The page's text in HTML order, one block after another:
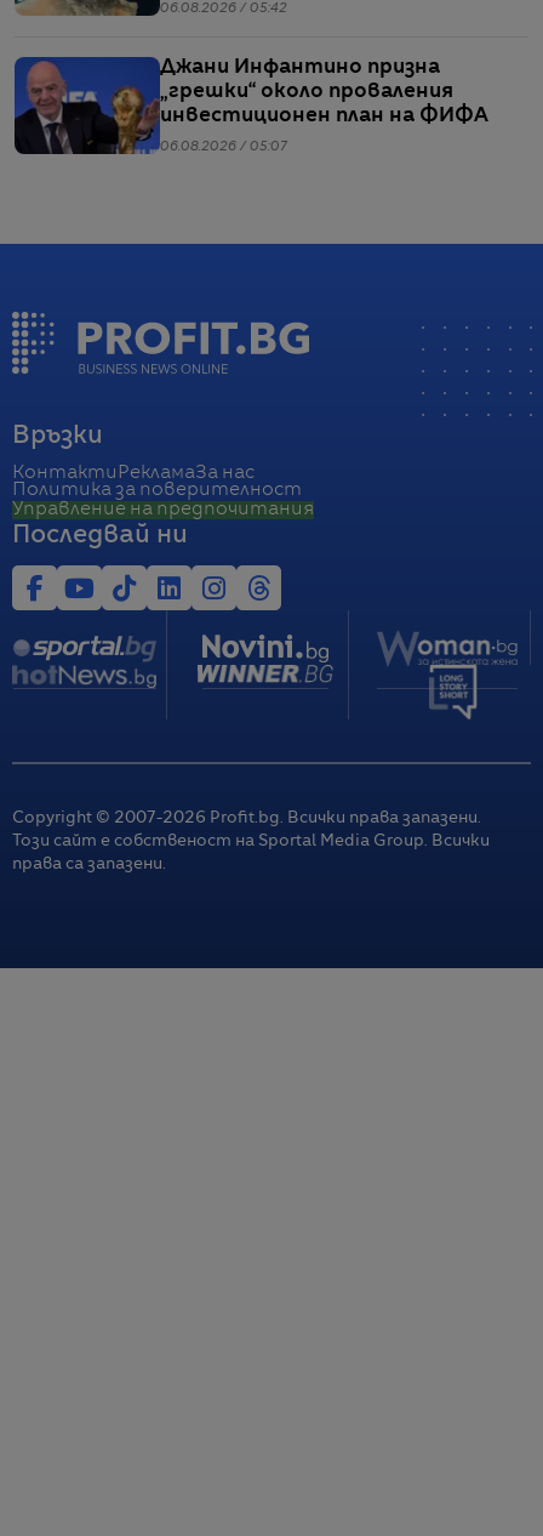
06.08.2026 / 05:42
Джани Инфантино призна
„грешки“ около проваления
инвестиционен план на ФИФА
06.08.2026 / 05:07
Връзки
Контакти РекламаЗа нас
Политика за поверителност
Управление на предпочитания
Последвай ни
Copyright © 2007-2026 Profit.bg. Всички права запазени.
Този сайт е собственост на Sportal Media Group. Всички
права са запазени.